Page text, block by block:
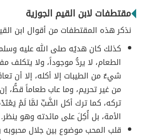
مقتطفات لابن القيم الجوزية
نذكر هذه المقتطفات من أقوال ابن
كذلك كان هديُه صلى الله عليه
الطعام، لا يردُّ موجوداً، ولا يتكلف
شيءٌ من الطيبات إلا أكله، إلا أن
من غير تحريم، وما عاب طعاماً قطُّ،
تركه، كما ترك أكل الضَّبِّ لمَّا لَمْ
الأمة، بل أُكِلَ على مائدته وهو ينظر.
قلب المحب موضوع بين جلال محبوبه